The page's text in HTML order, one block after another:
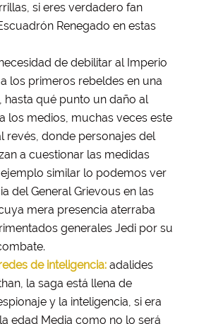
si eres verdadero fan
Renegado en estas
de debilitar al Imperio
los primeros rebeldes en una
hasta qué punto un daño al
los medios, muchas veces este
revés, donde personajes del
a cuestionar las medidas
similar lo podemos ver
del General Grievous en las
mera presencia aterraba
generales Jedi por su
de inteligencia:adalides
la saga está llena de
y la inteligencia, si era
edad Media como no lo será